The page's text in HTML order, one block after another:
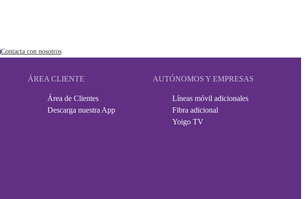
Contacta con nosotros
ÁREA CLIENTE
Área de Clientes
Descarga nuestra App
AUTÓNOMOS Y EMPRESAS
Líneas móvil adicionales
Fibra adicional
Yoigo TV